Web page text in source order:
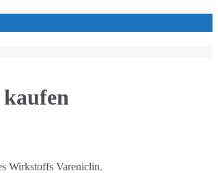
kaufen
Wirkstoffs Vareniclin.